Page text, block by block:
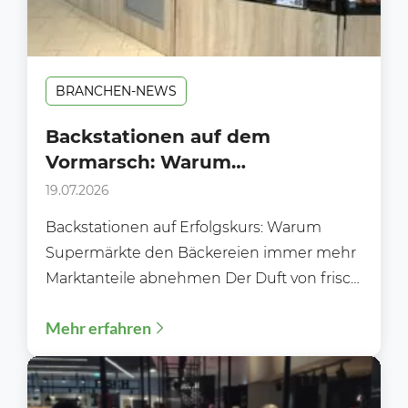
BRANCHEN-NEWS
Backstationen auf dem
Vormarsch: Warum
Supermärkte klassischen
Marktanteile abnehmen
19.07.2026
Backstationen auf Erfolgskurs: Warum
Supermärkte den Bäckereien immer mehr
Marktanteile abnehmen Der Duft von frisch
mehr ausschließlich...
Mehr erfahren